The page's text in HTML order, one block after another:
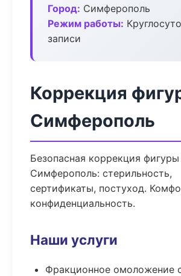
Город: Симферополь
Режим работы:
записи
Коррекция
Симферополь
Безопасная коррекция
Симферополь: стерильность,
сертификаты, постуход.
конфиденциальность.
Наши услуги
Фракционное омоложение